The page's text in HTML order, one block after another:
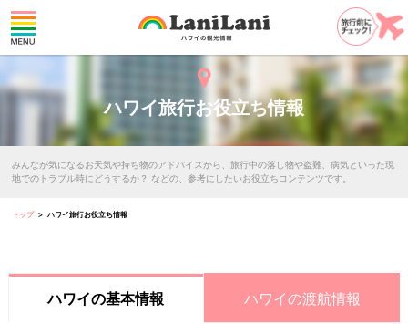
ハワイ旅行お役立ち情報
みんなが気になるお天気や持ち物のアドバイスから、旅行中の落し物や盗難、病気といった現
地でのトラブル時にどうするか？
などの、参考にしたいお役立ちコンテンツです。
トップ ハワイ旅行お役立ち情報
ハワイの基本情報 ハワイの渡航情報